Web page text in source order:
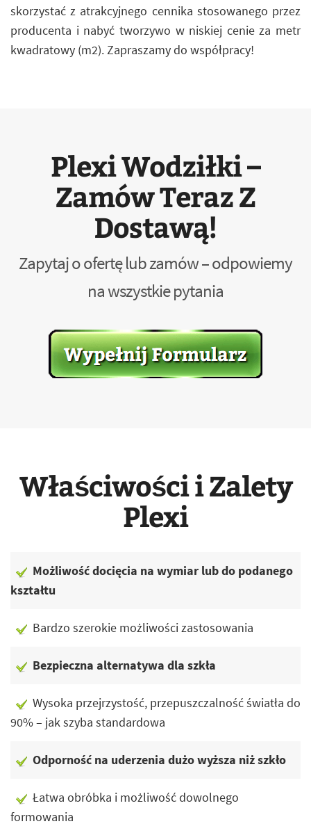
skorzystać z atrakcyjnego cennika stosowanego przez
producenta i nabyć tworzywo w niskiej cenie za metr
kwadratowy (m2). Zapraszamy do współpracy!
Plexi Wodziłki –
Zamów Teraz Z
Dostawą!
Zapytaj o ofertę lub zamów – odpowiemy
na wszystkie pytania
Właściwości i Zalety
Plexi
Możliwość docięcia na wymiar lub do podanego
kształtu
Bardzo szerokie możliwości zastosowania
Bezpieczna alternatywa dla szkła
Wysoka przejrzystość, przepuszczalność światła do
90% – jak szyba standardowa
Odporność na uderzenia dużo wyższa niż szkło
Łatwa obróbka i możliwość dowolnego
formowania